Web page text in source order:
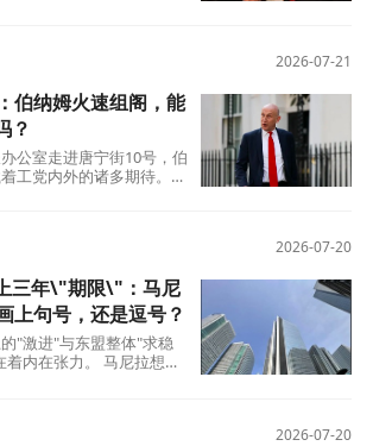
2026-07-21
伯纳姆火速组阁，能
？
公室走进唐宁街10号，伯
工党内外的诸多期待。他
2026-07-20
三年\"期限\"：马尼
上句号，还是逗号？
"激进"与东盟整体"求稳
内在张力。 马尼拉想利
2026-07-20